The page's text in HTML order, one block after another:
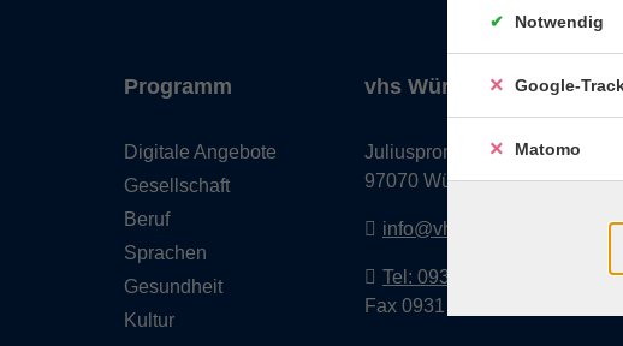
Programm
Digitale Angebote
Gesellschaft
Beruf
Sprachen
Gesundheit
Kultur
vhs Würzburg &
Juliuspromenade 68
97070 Würzburg
info@vhs-wuerzburg.de
Tel: 0931 35593 0
Fax 0931 35593-20
Notwendig
Google-
Matomo